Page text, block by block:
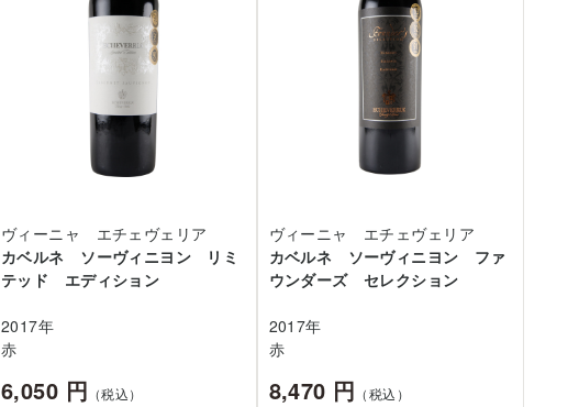
ヴィーニャ エチェヴェリア
カベルネ ソーヴィニヨン リミ
テッド エディション
2017年
赤
6,050 円 （税込）
ヴィーニャ エチェヴェリア
カベルネ ソーヴィニヨン ファ
ウンダーズ セレクション
2017年
赤
8,470 円 （税込）